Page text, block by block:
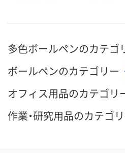
多色ボールペンのカテゴ
ボールペンのカテゴリー
オフィス用品のカテゴリ
作業・研究用品のカテゴ